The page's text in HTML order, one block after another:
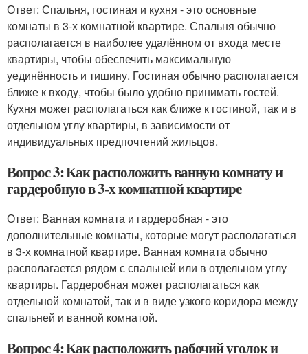
Ответ: Спальня, гостиная и кухня - это основные
комнаты в 3-х комнатной квартире. Спальня обычно
располагается в наиболее удалённом от входа месте
квартиры, чтобы обеспечить максимальную
уединённость и тишину. Гостиная обычно располагается
ближе к входу, чтобы было удобно принимать гостей.
Кухня может располагаться как ближе к гостиной, так и в
отдельном углу квартиры, в зависимости от
индивидуальных предпочтений жильцов.
Вопрос 3: Как расположить ванную комнату и
гардеробную в 3-х комнатной квартире
Ответ: Ванная комната и гардеробная - это
дополнительные комнаты, которые могут располагаться
в 3-х комнатной квартире. Ванная комната обычно
располагается рядом с спальней или в отдельном углу
квартиры. Гардеробная может располагаться как
отдельной комнатой, так и в виде узкого коридора между
спальней и ванной комнатой.
Вопрос 4: Как расположить рабочий уголок и